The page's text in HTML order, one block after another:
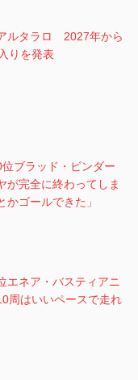
ルタラロ 2027年から
りを発表
ブラッド・ビンダー
が完全に終わってしま
かゴールできた」
エネア・バスティアニ
周はいいペースで走れ